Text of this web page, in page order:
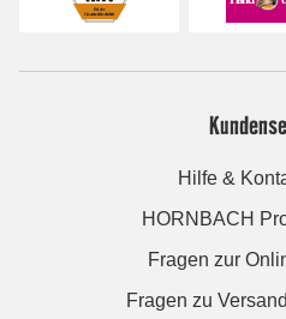
Hilfe &
HORNBACH
Fragen zur
Fragen zu